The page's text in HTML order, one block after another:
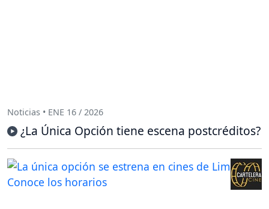
Noticias • ENE 16 / 2026
¿La Única Opción tiene escena postcréditos?